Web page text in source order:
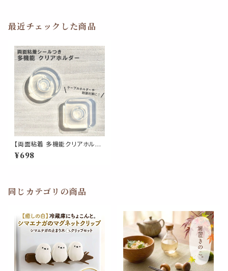
最近チェックした商品
【両面粘着 多機能クリアホルダ
ー】1個 耐震 ケーブル 棚 キッチ
ン 車内 パソコン周り 整理 シー
¥698
同じカテゴリの商品